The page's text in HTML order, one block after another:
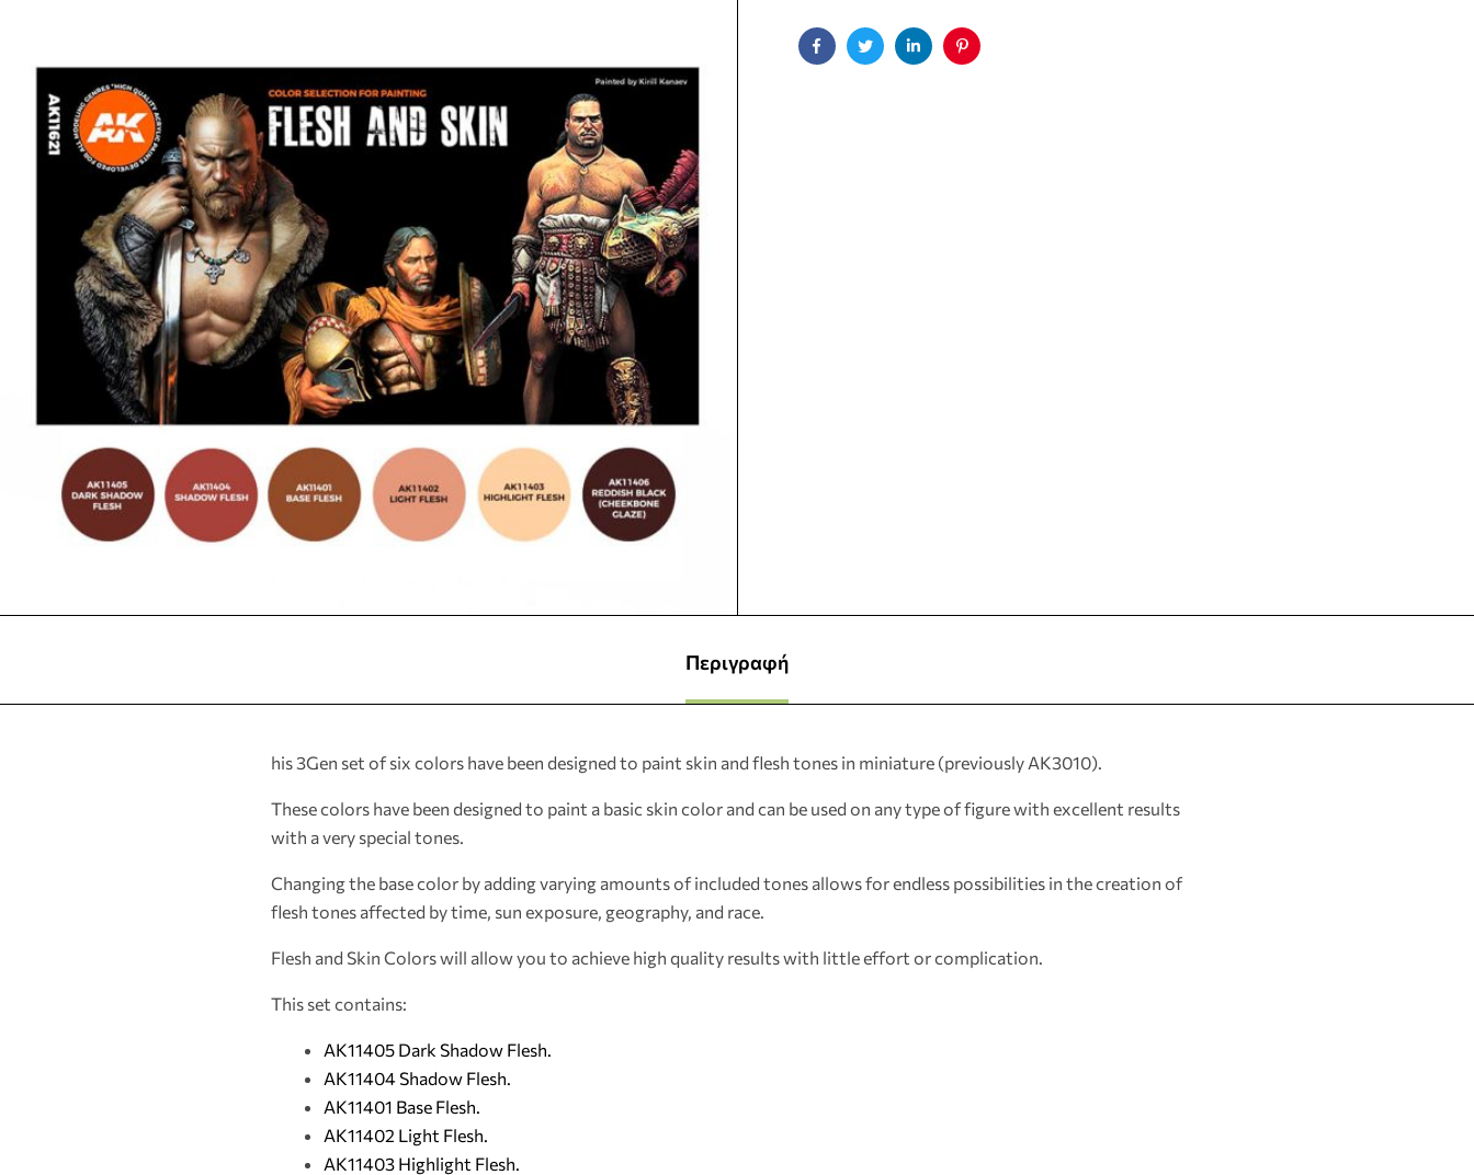
FacebookTwitterLinkedinPinterest
Περιγραφή
his 3Gen set of six colors have been designed to paint skin and flesh tones in miniature (previously AK3010).
These colors have been designed to paint a basic skin color and can be used on any type of figure with excellent results
with a very special tones.
Changing the base color by adding varying amounts of included tones allows for endless possibilities in the creation of
flesh tones affected by time, sun exposure, geography, and race.
Flesh and Skin Colors will allow you to achieve high quality results with little effort or complication.
This set contains:
AK11405 Dark Shadow Flesh.
AK11404 Shadow Flesh.
AK11401 Base Flesh.
AK11402 Light Flesh.
AK11403 Highlight Flesh.